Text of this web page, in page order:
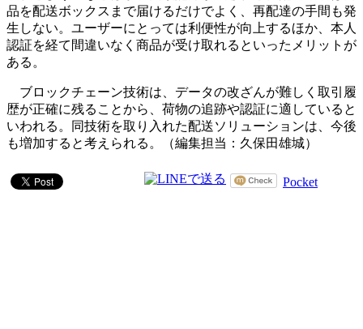
品を配送ボックスまで届けるだけでよく、再配達の手間も発
生しない。ユーザーにとっては利便性が向上するほか、本人
認証を経て間違いなく商品が受け取れるといったメリットが
ある。
ブロックチェーン技術は、データの改ざんが難しく取引履
歴が正確に残ることから、荷物の追跡や認証に適していると
いわれる。同技術を取り入れた配送ソリューションは、今後
も増加すると考えられる。（編集担当：久保田雄城）
Pocket